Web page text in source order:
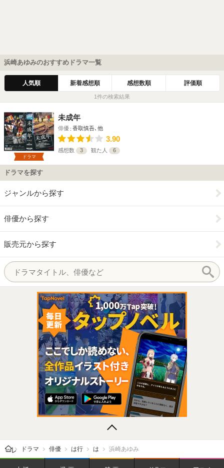
浜崎あゆみのおすすめドラマ一覧
人気順 新着感想順 感想数順 評価順
1件の検索結果
ドラマ
未成年
俳優 香取慎吾､他
3.90
感想数 3 観た人 6
ドラマを探す
ジャンルから探す
俳優から探す
販売元から探す
レビューン トップ
ドラマ 俳優 は行 は 浜崎あゆみ